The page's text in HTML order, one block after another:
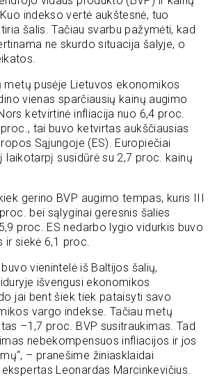
indekso vertė aukštesnė, tuo
šalis. Tačiau svarbu pažymėti, kad
ne skurdo situacija šalyje, o
metų pusėje Lietuvos ekonomikos
vienas sparčiausių kainų augimo
ketvirtinė infliacija nuo 6,4 proc.
tai buvo ketvirtas aukščiausias
Sąjungoje (ES). Europiečiai
laikotarpį susidūrė su 2,7 proc. kainų
gerino BVP augimo tempas, kuris III
bei sąlyginai geresnis šalies
proc. ES nedarbo lygio vidurkis buvo
ir siekė 6,1 proc.
buvo vienintelė iš Baltijos šalių,
išvengusi ekonomikos
jai bent šiek tiek pataisyti savo
vargo indekse. Tačiau metų
–1,7 proc. BVP susitraukimas. Tad
nebekompensuos infliacijos ir jos
– pranešime žiniasklaidai
Leonardas Marcinkevičius.